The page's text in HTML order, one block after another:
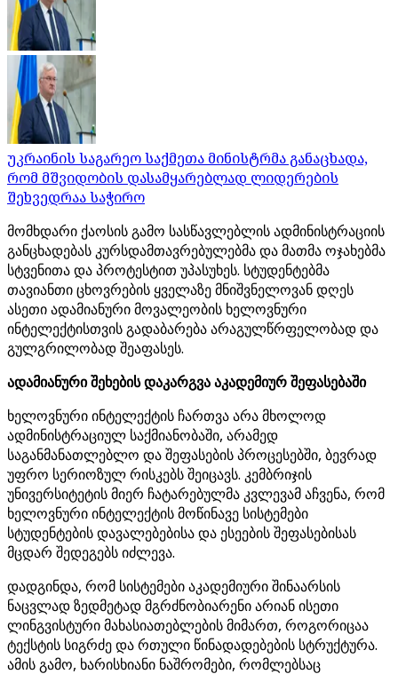
უკრაინის საგარეო საქმეთა მინისტრმა განაცხადა,
რომ მშვიდობის დასამყარებლად ლიდერების
შეხვედრაა საჭირო
მომხდარი ქაოსის გამო სასწავლებლის ადმინისტრაციის
განცხადებას კურსდამთავრებულებმა და მათმა ოჯახებმა
სტვენითა და პროტესტით უპასუხეს. სტუდენტებმა
თავიანთი ცხოვრების ყველაზე მნიშვნელოვან დღეს
ასეთი ადამიანური მოვალეობის ხელოვნური
ინტელექტისთვის გადაბარება არაგულწრფელობად და
გულგრილობად შეაფასეს.
ადამიანური შეხების დაკარგვა აკადემიურ შეფასებაში
ხელოვნური ინტელექტის ჩართვა არა მხოლოდ
ადმინისტრაციულ საქმიანობაში, არამედ
საგანმანათლებლო და შეფასების პროცესებში, ბევრად
უფრო სერიოზულ რისკებს შეიცავს. კემბრიჯის
უნივერსიტეტის მიერ ჩატარებულმა კვლევამ აჩვენა, რომ
ხელოვნური ინტელექტის მოწინავე სისტემები
სტუდენტების დავალებებისა და ესეების შეფასებისას
მცდარ შედეგებს იძლევა.
დადგინდა, რომ სისტემები აკადემიური შინაარსის
ნაცვლად ზედმეტად მგრძნობიარენი არიან ისეთი
ლინგვისტური მახასიათებლების მიმართ, როგორიცაა
ტექსტის სიგრძე და რთული წინადადებების სტრუქტურა.
ამის გამო, ხარისხიანი ნაშრომები, რომლებსაც